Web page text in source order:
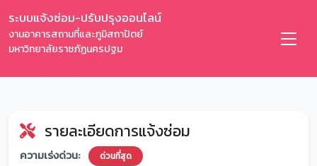
ระบบแจ้งซ่อม-ปรับปรุงออนไลน์
งานอาคารสถานที่และภูมิสถาปัตย์
มหาวิทยาลัยราชภัฏนครปฐม
รายละเอียดการแจ้งซ่อม
ความเร่งด่วน: ด่วนที่สุด